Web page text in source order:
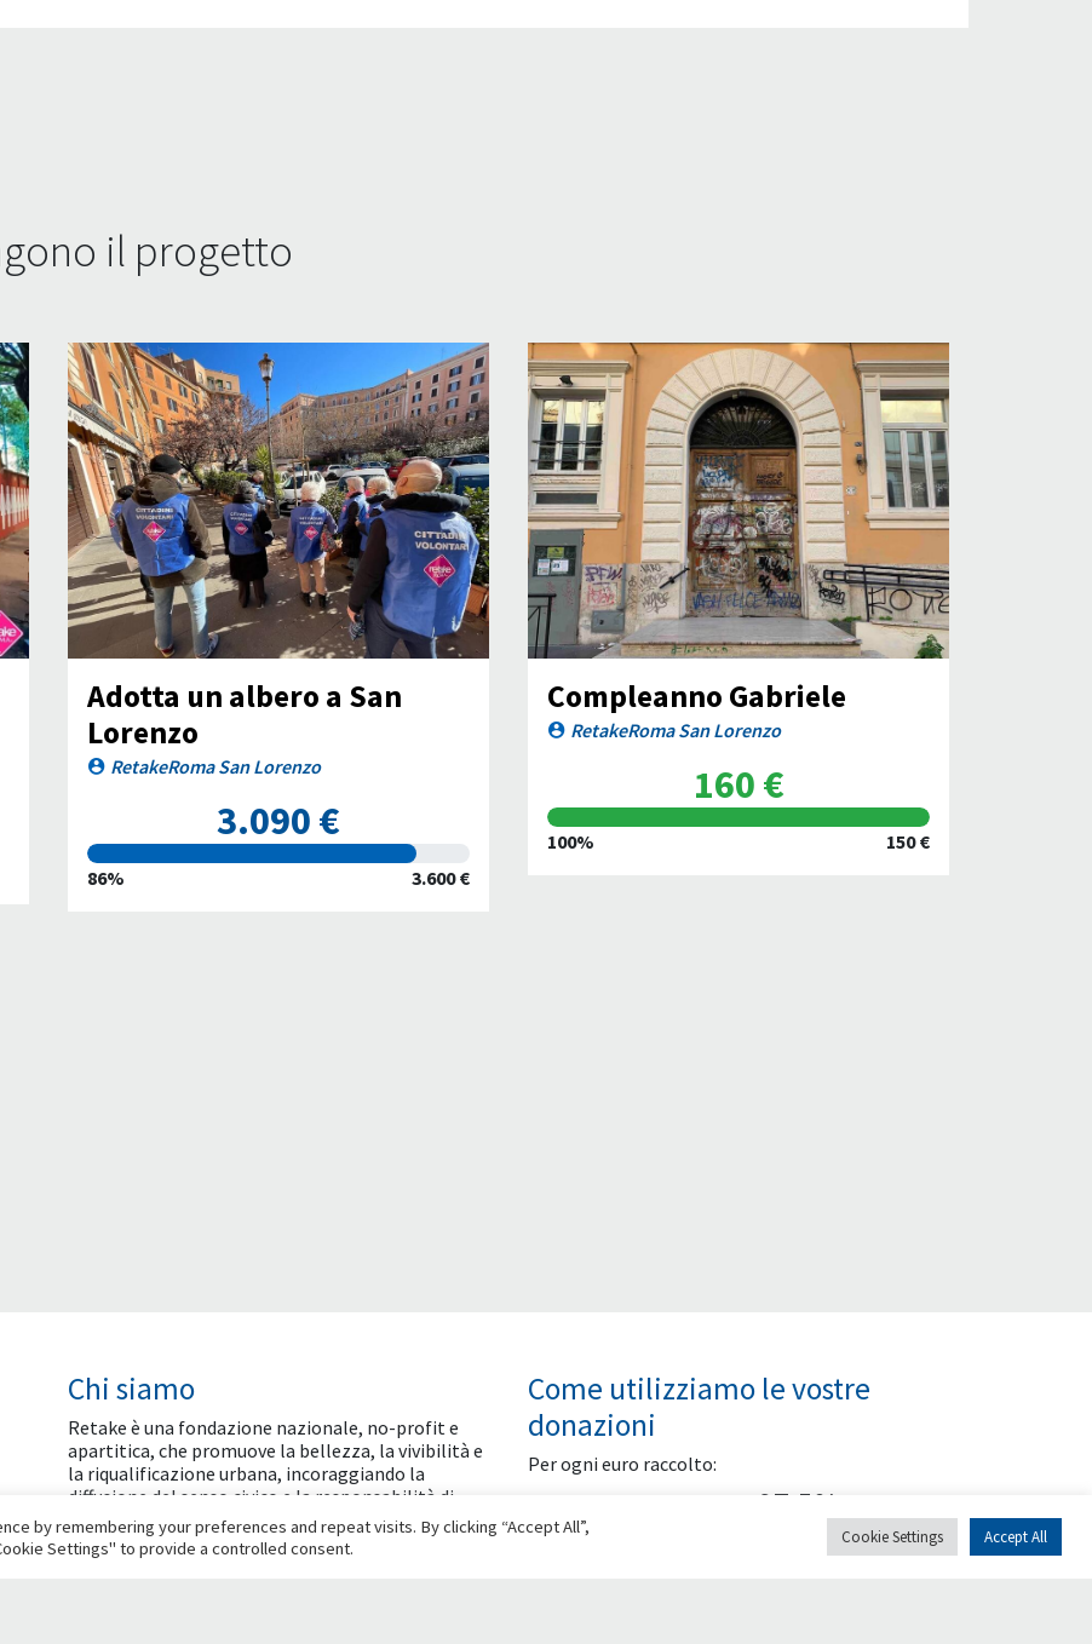
il progetto
Adotta un albero a San
Lorenzo
RetakeRoma San Lorenzo
3.090 €
86% 3.600 €
Compleanno Gabriele
RetakeRoma San Lorenzo
160 €
100% 150 €
Chi siamo
Retake è una fondazione nazionale, no-profit e
apartitica, che promuove la bellezza, la vivibilità e
la riqualificazione urbana, incoraggiando la
diffusione del senso civico e la responsabilità di
ogni cittadino nel contribuire alla crescita civile ed
economica delle città.
Come utilizziamo le vostre
donazioni
Per ogni euro raccolto:
97,5%
Finanziamento al
by remembering your preferences and repeat visits. By clicking “Accept All”,
Settings" to provide a controlled consent.
Cookie Settings Accept All